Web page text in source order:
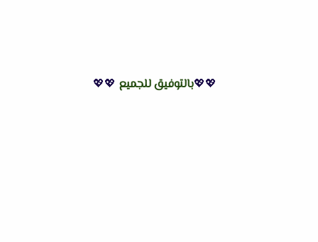
💖💖بالتوفيق للجميع 💖💖